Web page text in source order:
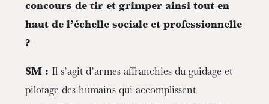
concours de tir et grimper ainsi tout en
haut de l’échelle sociale et professionnelle
?
SM : Il s’agit d’armes affranchies du guidage et
pilotage des humains qui accomplissent